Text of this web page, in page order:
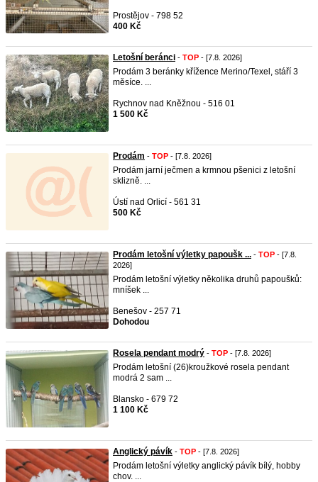
Prostějov - 798 52
400 Kč
Letošní beránci - TOP - [7.8. 2026]
Prodám 3 beránky křížence Merino/Texel, stáří 3
měsíce. ...
Rychnov nad Kněžnou - 516 01
1 500 Kč
Prodám - TOP - [7.8. 2026]
Prodám jarní ječmen a krmnou pšenici z letošní
sklizně. ...
Ústí nad Orlicí - 561 31
500 Kč
Prodám letošní výletky papoušk ... - TOP - [7.8.
2026]
Prodám letošní výletky několika druhů papoušků:
mníšek ...
Benešov - 257 71
Dohodou
Rosela pendant modrý - TOP - [7.8. 2026]
Prodám letošní (26)kroužkové rosela pendant
modrá 2 sam ...
Blansko - 679 72
1 100 Kč
Anglický pávík - TOP - [7.8. 2026]
Prodám letošní výletky anglický pávík bílý, hobby
chov. ...